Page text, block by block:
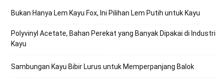
Bukan Hanya Lem Kayu Fox, Ini Pilihan Lem Putih untuk Kayu
Polyvinyl Acetate, Bahan Perekat yang Banyak Dipakai di Industri
Kayu
Sambungan Kayu Bibir Lurus untuk Memperpanjang Balok